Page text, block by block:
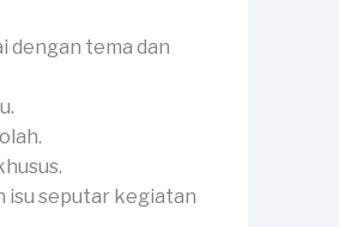
dengan tema dan
isu seputar kegiatan